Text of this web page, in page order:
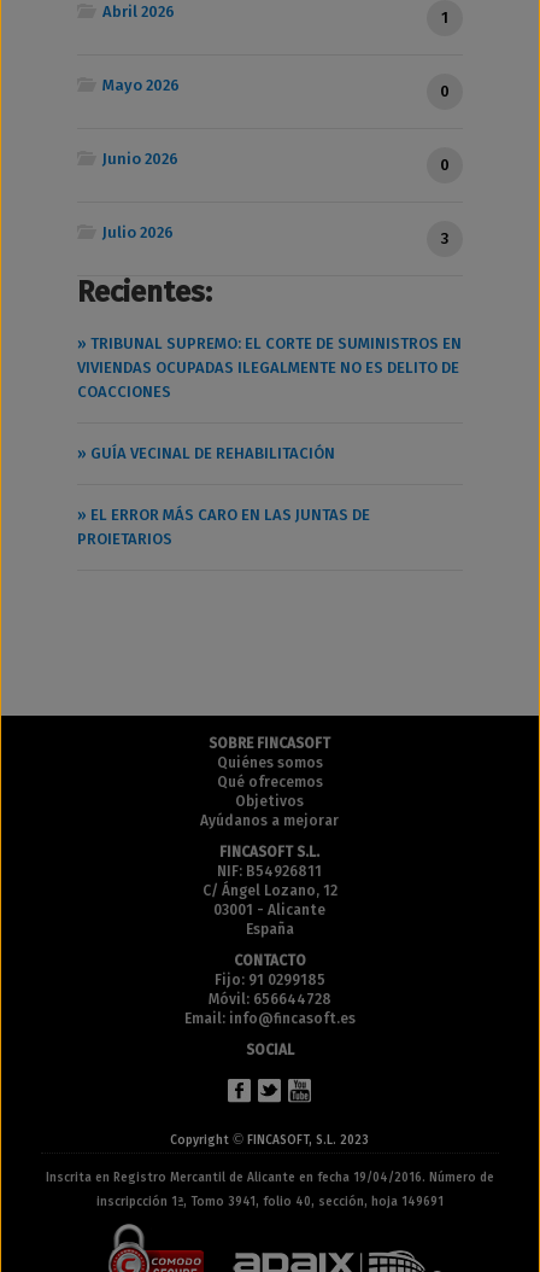
Abril 2026 1
Mayo 2026 0
Junio 2026 0
Julio 2026 3
Recientes:
» TRIBUNAL SUPREMO: EL CORTE DE SUMINISTROS EN
VIVIENDAS OCUPADAS ILEGALMENTE NO ES DELITO DE
COACCIONES
» GUÍA VECINAL DE REHABILITACIÓN
» EL ERROR MÁS CARO EN LAS JUNTAS DE
PROIETARIOS
SOBRE FINCASOFT
Quiénes somos
Qué ofrecemos
Objetivos
Ayúdanos a mejorar
FINCASOFT S.L.
NIF: B54926811
C/ Ángel Lozano, 12
03001 - Alicante
España
CONTACTO
Fijo: 91 0299185
Móvil: 656644728
Email: info@fincasoft.es
SOCIAL
Copyright© FINCASOFT, S.L. 2023
Inscrita en Registro Mercantil de Alicante en fecha 19/04/2016. Número de
inscripcción 1ª, Tomo 3941, folio 40, sección, hoja 149691